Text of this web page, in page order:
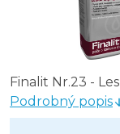
Finalit Nr.23 -
Podrobný popis